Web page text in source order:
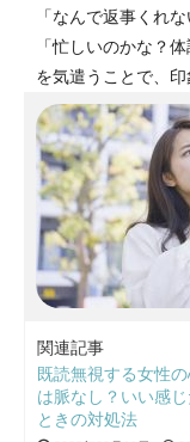
「なんで返事くれ
「忙しいのかな？
を気遣うことで、
関連記事
既読無視する女性
は脈なし？いい感
ときの対処法